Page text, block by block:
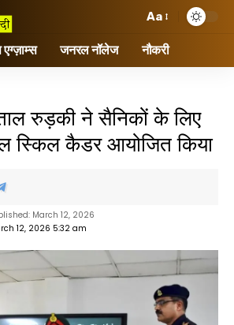
Aa
जनरल नॉलेज नौकरी
रुड़की ने सैनिकों के लिए
स्किल कैडर आयोजित किया
12, 2026 5:32 am
March 12, 2026